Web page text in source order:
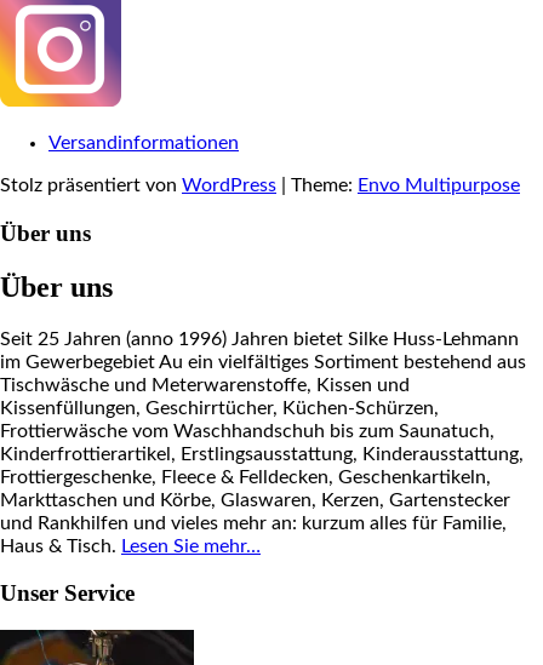
Versandinformationen
Stolz präsentiert von WordPress Theme: Envo Multipurpose
Über uns
Über uns
Seit 25 Jahren (anno 1996) Jahren bietet Silke Huss-Lehmann
im Gewerbegebiet Au ein vielfältiges Sortiment bestehend aus
Tischwäsche und Meterwarenstoffe, Kissen und
Kissenfüllungen, Geschirrtücher, Küchen-Schürzen,
Frottierwäsche vom Waschhandschuh bis zum Saunatuch,
Kinderfrottierartikel, Erstlingsausstattung, Kinderausstattung,
Frottiergeschenke, Fleece & Felldecken, Geschenkartikeln,
Markttaschen und Körbe, Glaswaren, Kerzen, Gartenstecker
und Rankhilfen und vieles mehr an: kurzum alles für Familie,
Haus & Tisch. Lesen Sie mehr…
Unser Service